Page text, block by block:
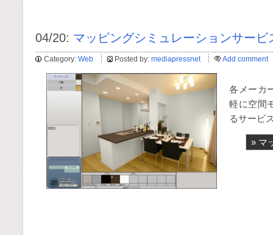
04/20: マッピングシミュレーションサービ
Category: Web Posted by: mediapressnet Add comment
各メーカ
軽に空間
るサービ
» マ